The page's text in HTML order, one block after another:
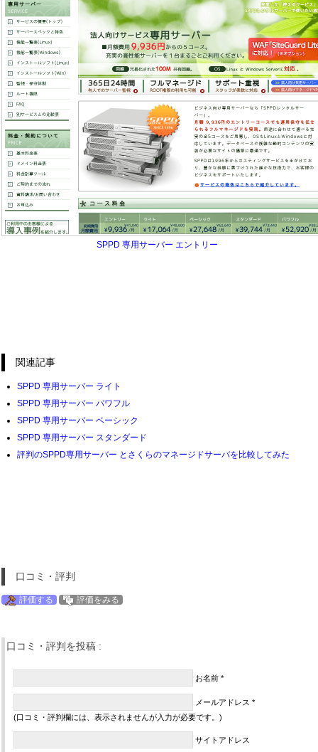
SPPD 専用サーバー エントリー
関連記事
SPPD 専用サーバー ライト
SPPD 専用サーバー パワフル
SPPD 専用サーバー ベーシック
SPPD 専用サーバー スタンダード
評判のSPPD専用サーバー とさくらのマネージドサーバを比較してみた
口コミ・評判
評価する 評価をみる
口コミ・評判を投稿 :
お名前 *
メールアドレス *
(口コミ・評判欄には、表示されませんが入力が必要です。)
サイトアドレス